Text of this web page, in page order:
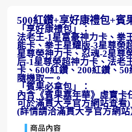
500紅鑽+享好康禮包+賓
「享好康禮包」：
法老王-1星富豪神力卡、拳
能卡、拳王星耀版-3星尊榮
星尊榮神力卡、忍魂-2星尊
后-1星尊榮超神力卡、法老
卡、600紅鑽、200紅鑽、
隨機取一。
「賓果必拿包」：
內含《賓果嘉年華》虛寶卡
可於滿貫大亨官方網站查看)
(詳情請洽滿貫大亨官方網站